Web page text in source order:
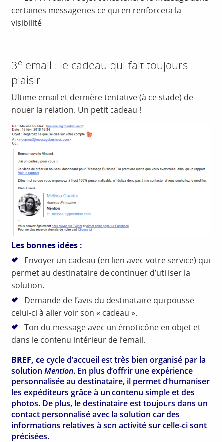
certaines messageries ce qui en renforcera la
visibilité
3e email : le cadeau qui fait toujours
plaisir
Ultime email et dernière tentative (à ce stade) de
nouer la relation. Un petit cadeau !
Les bonnes idées :
Envoyer un cadeau (en lien avec votre service) qui
permet au destinataire de continuer d’utiliser la
solution.
Demande de l’avis du destinataire qui pousse
celui-ci à aller voir son « cadeau ».
Ton du message avec un émoticône en objet et
dans le contenu intérieur de l’email.
BREF, ce cycle d’accueil est très bien organisé par la
solutionMention. En plus d’offrir une expérience
personnalisée au destinataire, il permet d’humaniser
les expéditeurs grâce à un contenu simple et des
photos. De plus, le destinataire est toujours dans un
contact personnalisé avec la solution car des
informations relatives à son activité sur celle-ci sont
précisées.